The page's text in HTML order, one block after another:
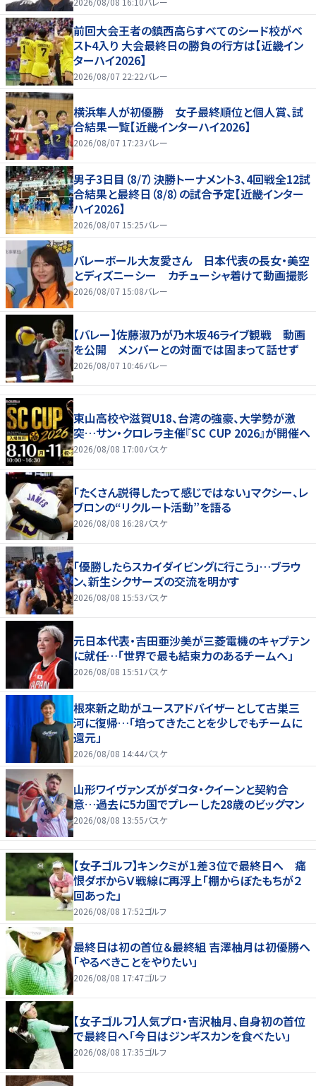
前回大会王者の鎮西高らすべてのシード校がベ
スト4入り 大会最終日の勝負の行方は【近畿イン
ターハイ2026】
2026/08/07 22:22バレー
横浜隼人が初優勝 女子最終順位と個人賞、試
合結果一覧【近畿インターハイ2026】
2026/08/07 17:23バレー
男子3日目（8/7）決勝トーナメント3、4回戦全12試
合結果と最終日（8/8）の試合予定【近畿インター
ハイ2026】
2026/08/07 15:25バレー
バレーボール大友愛さん 日本代表の長女・美空
とディズニーシー カチューシャ着けて動画撮影
2026/08/07 15:08バレー
【バレー】佐藤淑乃が乃木坂46ライブ観戦 動画
を公開 メンバーとの対面では固まって話せず
2026/08/07 10:46バレー
東山高校や滋賀U18、台湾の強豪、大学勢が激
突…サン・クロレラ主催『SC CUP 2026』が開催へ
2026/08/08 17:00バスケ
「たくさん説得したって感じではない」マクシー、レ
ブロンの“リクルート活動”を語る
2026/08/08 16:28バスケ
「優勝したらスカイダイビングに行こう」…ブラウ
ン、新生シクサーズの交流を明かす
2026/08/08 15:53バスケ
元日本代表・吉田亜沙美が三菱電機のキャプテン
に就任…「世界で最も結束力のあるチームへ」
2026/08/08 15:51 バスケ
根來新之助がユースアドバイザーとして古巣三
河に復帰…「培ってきたことを少しでもチームに
還元」
2026/08/08 14:44バスケ
山形ワイヴァンズがダコタ・クイーンと契約合
意…過去に5カ国でプレーした28歳のビッグマン
2026/08/08 13:55バスケ
【女子ゴルフ】キンクミが１差３位で最終日へ 痛
恨ダボからＶ戦線に再浮上「棚からぼたもちが２
回あった」
2026/08/08 17:52ゴルフ
最終日は初の首位＆最終組 吉澤柚月は初優勝へ
「やるべきことをやりたい」
2026/08/08 17:47ゴルフ
【女子ゴルフ】人気プロ・吉沢柚月、自身初の首位
で最終日へ「今日はジンギスカンを食べたい」
2026/08/08 17:35ゴルフ